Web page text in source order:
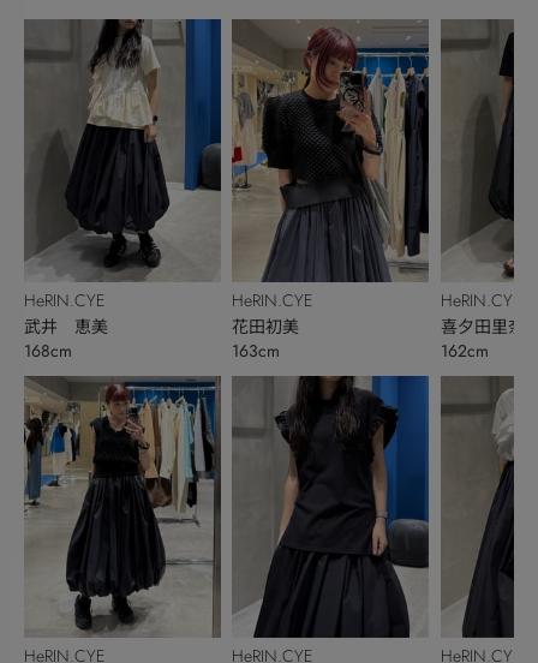
HeRIN.CYE
武井 恵美
168cm
HeRIN.CYE
HeRIN.CYE
花田初美
163cm
HeRIN.CYE
HeRIN.CYE
喜夕田里奈
ベ秋】
162cm
HeRIN.CYE